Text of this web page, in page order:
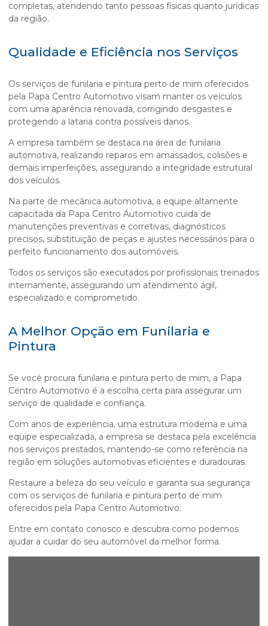
completas, atendendo tanto pessoas físicas quanto jurídicas
da região.
Qualidade e Eficiência nos Serviços
Os serviços de funilaria e pintura perto de mim oferecidos
pela Papa Centro Automotivo visam manter os veículos
com uma aparência renovada, corrigindo desgastes e
protegendo a lataria contra possíveis danos.
A empresa também se destaca na área de funilaria
automotiva, realizando reparos em amassados, colisões e
demais imperfeições, assegurando a integridade estrutural
dos veículos.
Na parte de mecânica automotiva, a equipe altamente
capacitada da Papa Centro Automotivo cuida de
manutenções preventivas e corretivas, diagnósticos
precisos, substituição de peças e ajustes necessários para o
perfeito funcionamento dos automóveis.
Todos os serviços são executados por profissionais treinados
internamente, assegurando um atendimento ágil,
especializado e comprometido.
A Melhor Opção em Funilaria e
Pintura
Se você procura funilaria e pintura perto de mim, a Papa
Centro Automotivo é a escolha certa para assegurar um
serviço de qualidade e confiança.
Com anos de experiência, uma estrutura moderna e uma
equipe especializada, a empresa se destaca pela excelência
nos serviços prestados, mantendo-se como referência na
região em soluções automotivas eficientes e duradouras.
Restaure a beleza do seu veículo e garanta sua segurança
com os serviços de funilaria e pintura perto de mim
oferecidos pela Papa Centro Automotivo.
Entre em contato conosco e descubra como podemos
ajudar a cuidar do seu automóvel da melhor forma.